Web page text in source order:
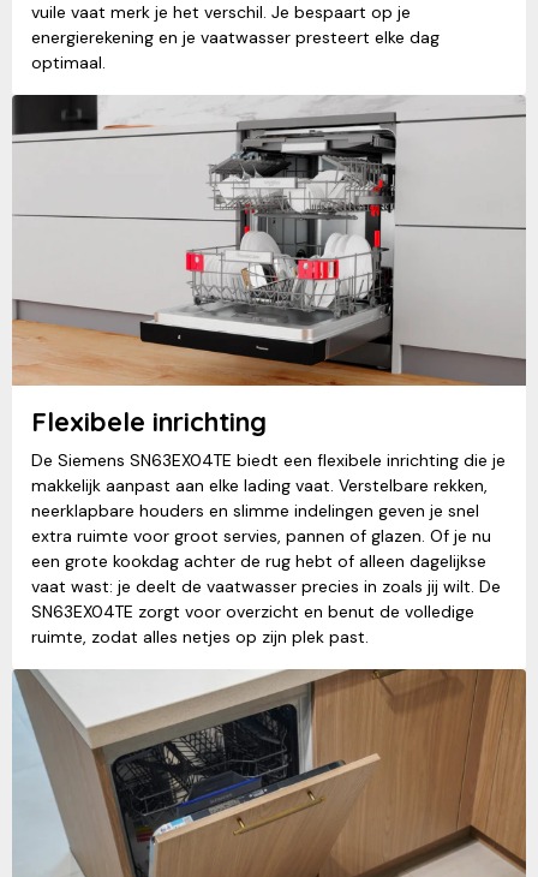
vuile vaat merk je het verschil. Je bespaart op je
energierekening en je vaatwasser presteert elke dag
optimaal.
Flexibele inrichting
De Siemens SN63EX04TE biedt een flexibele inrichting die je
makkelijk aanpast aan elke lading vaat. Verstelbare rekken,
neerklapbare houders en slimme indelingen geven je snel
extra ruimte voor groot servies, pannen of glazen. Of je nu
een grote kookdag achter de rug hebt of alleen dagelijkse
vaat wast: je deelt de vaatwasser precies in zoals jij wilt. De
SN63EX04TE zorgt voor overzicht en benut de volledige
ruimte, zodat alles netjes op zijn plek past.